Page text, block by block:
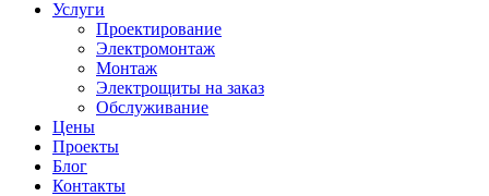
Услуги
Проектирование
Электромонтаж
Монтаж
Электрощиты на заказ
Обслуживание
Цены
Проекты
Блог
Контакты